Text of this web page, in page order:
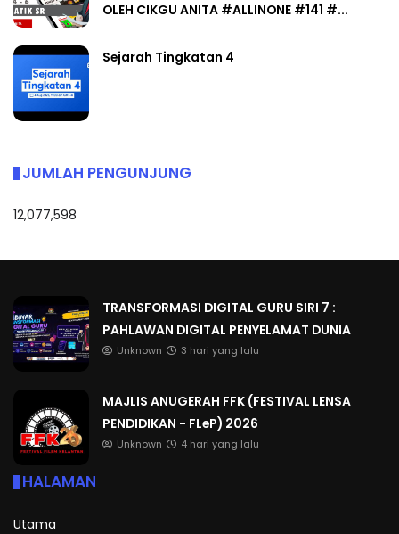
OLEH CIKGU ANITA #ALLINONE #141 #...
Sejarah Tingkatan 4
JUMLAH PENGUNJUNG
12,077,598
TRANSFORMASI DIGITAL GURU SIRI 7 :
PAHLAWAN DIGITAL PENYELAMAT DUNIA
Unknown 3 hari yang lalu
MAJLIS ANUGERAH FFK (FESTIVAL LENSA
PENDIDIKAN - FLeP) 2026
Unknown 4 hari yang lalu
HALAMAN
Utama